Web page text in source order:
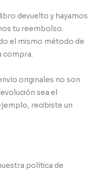
devuelto y hayamos
tu reembolso.
el mismo método de
compra.
originales no son
sea el
recibiste un
política de